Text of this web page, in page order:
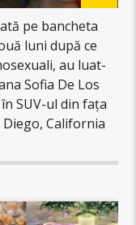
pe bancheta
luni după ce
au luat-
Sofia De Los
SUV-ul din fața
California